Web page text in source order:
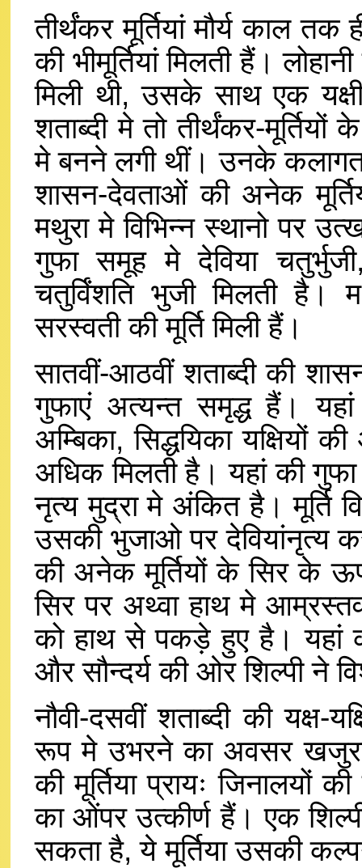
तीर्थंकर मूर्तियां मौर्य काल
की भीमूर्तियां मिलती हैं।
मिली थी, उसके साथ एक
शताब्दी मे तो तीर्थंकर-मूर्तियों
मे बनने लगी थीं। उनके
शासन-देवताओं की अनेक
मथुरा मे विभिन्न स्थानो पर
गुफा समूह मे देविया
चतुर्विंशति भुजी मिलती
सरस्वती की मूर्ति मिली हैं।
सातवीं-आठवीं शताब्दी की
गुफाएं अत्यन्त समृद्ध हैं।
अम्बिका, सिद्धयिका यक्षियों
अधिक मिलती है। यहां की गुफा
नृत्य मुद्रा मे अंकित है। मूर्ति
उसकी भुजाओ पर देवियांनृत्य
की अनेक मूर्तियों के सिर के
सिर पर अथ्वा हाथ मे
को हाथ से पकड़े हुए है। यहां
और सौन्दर्य की ओर शिल्पी ने
नौवी-दसवीं शताब्दी की यक्ष-
रूप मे उभरने का अवसर
की मूर्तिया प्रायः
का ओंपर उत्कीर्ण हैं। एक
सकता है, ये मूर्तिया उसकी